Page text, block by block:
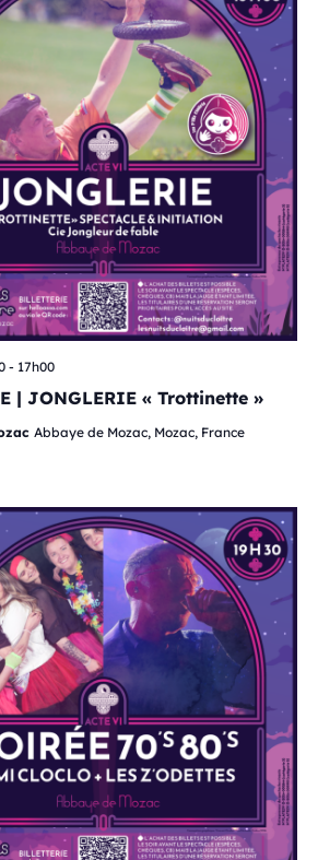
| JONGLERIE « Trottinette »
- 17h00
Abbaye de Mozac, Mozac, France